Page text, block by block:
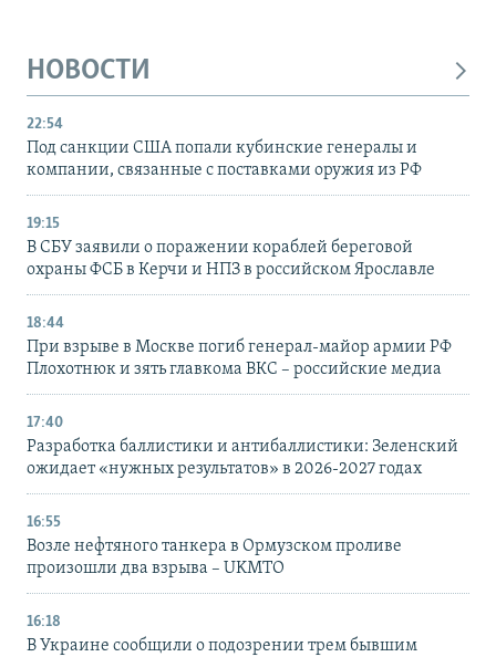
НОВОСТИ
22:54
Под санкции США попали кубинские генералы и
компании, связанные с поставками оружия из РФ
19:15
В СБУ заявили о поражении кораблей береговой
охраны ФСБ в Керчи и НПЗ в российском Ярославле
18:44
При взрыве в Москве погиб генерал-майор армии РФ
Плохотнюк и зять главкома ВКС – российские медиа
17:40
Разработка баллистики и антибаллистики: Зеленский
ожидает «нужных результатов» в 2026-2027 годах
16:55
Возле нефтяного танкера в Ормузском проливе
произошли два взрыва – UKMTO
16:18
В Украине сообщили о подозрении трем бывшим